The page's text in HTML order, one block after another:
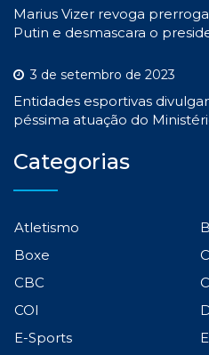
Marius Vizer revoga
Putin e desmascara o
3 de setembro de 2023
Entidades esportivas
péssima atuação do
Categorias
Atletismo
Boxe
CBC
COI
E-Sports